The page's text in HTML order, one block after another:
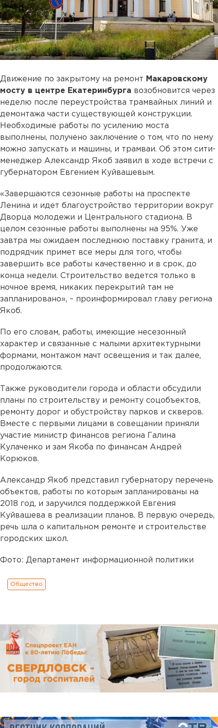
Движение по закрытому на ремонт Макаровскому
мосту в центре Екатеринбурга возобновится через
неделю после переустройства трамвайных линий и
демонтажа части существующей конструкции.
Необходимые работы по усилению моста
выполнены, получено заключение о том, что по нему
можно запускать и машины, и трамваи. Об этом сити-
менеджер Александр Якоб заявил в ходе встречи с
губернатором Евгением Куйвашевым.
«Завершаются сезонные работы на проспекте
Ленина и идет благоустройство территории вокруг
Дворца молодежи и Центрального стадиона. В
целом сезонные работы выполнены на 95%. Уже
завтра мы ожидаем последнюю поставку гранита, и
подрядчик примет все меры для того, чтобы
завершить все работы качественно и в срок, до
конца недели. Строительство ведется только в
ночное время, никаких перекрытий там не
запланировано», – проинформировал главу региона
Якоб.
По его словам, работы, имеющие несезонный
характер и связанные с малыми архитектурными
формами, монтажом мачт освещения и так далее,
продолжаются.
Также руководители города и области обсудили
планы по строительству и ремонту соцобъектов,
ремонту дорог и обустройству парков и скверов.
Вместе с первыми лицами в совещании приняли
участие министр финансов региона Галина
Кулаченко и зам Якоба по финансам Андрей
Корюков.
Александр Якоб представил губернатору перечень
объектов, работы по которым запланированы на
2018 год, и заручился поддержкой Евгения
Куйвашева в реализации планов. В первую очередь,
речь шла о капитальном ремонте и строительстве
городских школ.
Фото: Департамент информационной политики
Общество